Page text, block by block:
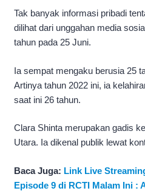
Tak banyak informasi pribadi
dilihat dari unggahan media
tahun pada 25 Juni.
Ia sempat mengaku berusia 25
Artinya tahun 2022 ini, ia
saat ini 26 tahun.
Clara Shinta merupakan gadis
Utara. Ia dikenal publik lewat
Baca Juga: Link Live
Episode 9 di RCTI Malam Ini :